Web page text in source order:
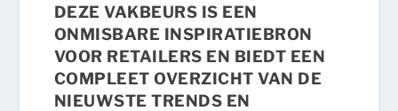
DEZE VAKBEURS IS EEN
ONMISBARE INSPIRATIEBRON
VOOR RETAILERS EN BIEDT EEN
COMPLEET OVERZICHT VAN DE
NIEUWSTE TRENDS EN